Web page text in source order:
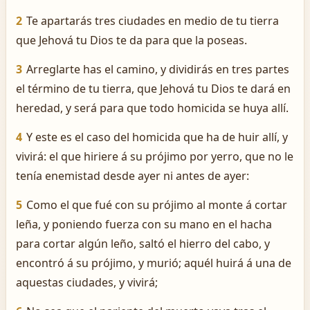
2 Te apartarás tres ciudades en medio de tu tierra
que Jehová tu Dios te da para que la poseas.
3 Arreglarte has el camino, y dividirás en tres partes
el término de tu tierra, que Jehová tu Dios te dará en
heredad, y será para que todo homicida se huya allí.
4 Y este es el caso del homicida que ha de huir allí, y
vivirá: el que hiriere á su prójimo por yerro, que no le
tenía enemistad desde ayer ni antes de ayer:
5 Como el que fué con su prójimo al monte á cortar
leña, y poniendo fuerza con su mano en el hacha
para cortar algún leño, saltó el hierro del cabo, y
encontró á su prójimo, y murió; aquél huirá á una de
aquestas ciudades, y vivirá;